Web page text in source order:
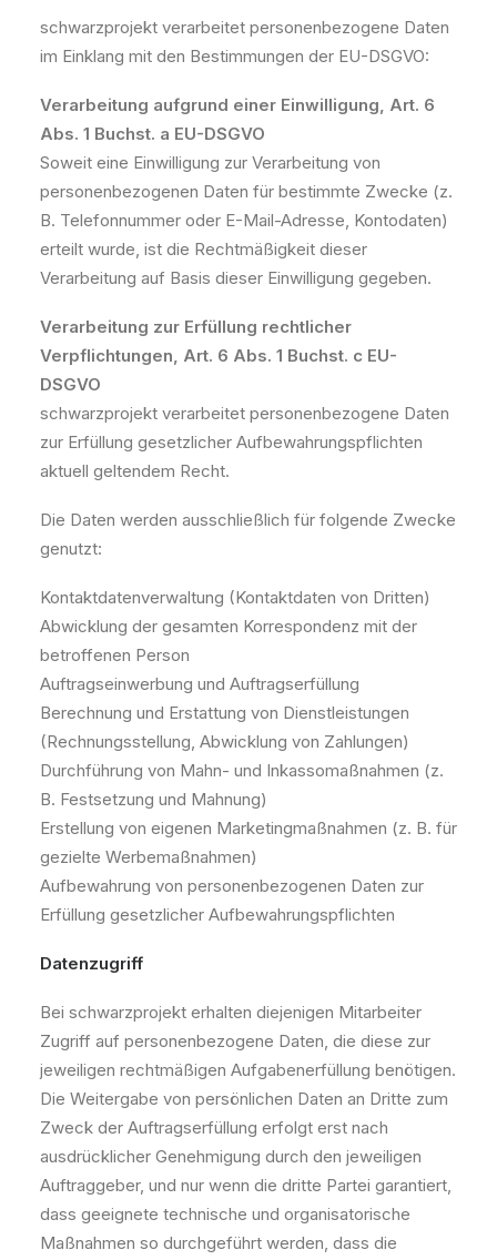
schwarzprojekt verarbeitet personenbezogene Daten
im Einklang mit den Bestimmungen der EU-DSGVO:
Verarbeitung aufgrund einer Einwilligung, Art. 6
Abs. 1 Buchst. a EU-DSGVO
Soweit eine Einwilligung zur Verarbeitung von
personenbezogenen Daten für bestimmte Zwecke (z.
B. Telefonnummer oder E-Mail-Adresse, Kontodaten)
erteilt wurde, ist die Rechtmäßigkeit dieser
Verarbeitung auf Basis dieser Einwilligung gegeben.
Verarbeitung zur Erfüllung rechtlicher
Verpflichtungen, Art. 6 Abs. 1 Buchst. c EU-
DSGVO
schwarzprojekt verarbeitet personenbezogene Daten
zur Erfüllung gesetzlicher Aufbewahrungspflichten
aktuell geltendem Recht.
Die Daten werden ausschließlich für folgende Zwecke
genutzt:
Kontaktdatenverwaltung (Kontaktdaten von Dritten)
Abwicklung der gesamten Korrespondenz mit der
betroffenen Person
Auftragseinwerbung und Auftragserfüllung
Berechnung und Erstattung von Dienstleistungen
(Rechnungsstellung, Abwicklung von Zahlungen)
Durchführung von Mahn- und Inkassomaßnahmen (z.
B. Festsetzung und Mahnung)
Erstellung von eigenen Marketingmaßnahmen (z. B. für
gezielte Werbemaßnahmen)
Aufbewahrung von personenbezogenen Daten zur
Erfüllung gesetzlicher Aufbewahrungspflichten
Datenzugriff
Bei schwarzprojekt erhalten diejenigen Mitarbeiter
Zugriff auf personenbezogene Daten, die diese zur
jeweiligen rechtmäßigen Aufgabenerfüllung benötigen.
Die Weitergabe von persönlichen Daten an Dritte zum
Zweck der Auftragserfüllung erfolgt erst nach
ausdrücklicher Genehmigung durch den jeweiligen
Auftraggeber, und nur wenn die dritte Partei garantiert,
dass geeignete technische und organisatorische
Maßnahmen so durchgeführt werden, dass die